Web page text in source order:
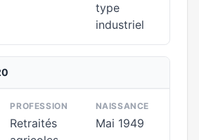
type
industriel
PROFESSION
Retraités
NAISSANCE
Mai 1949